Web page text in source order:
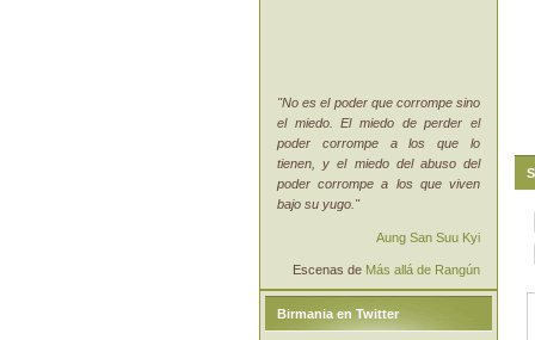
"No es el poder que corrompe sino
el miedo. El miedo de perder el
poder corrompe a los que lo
tienen, y el miedo del abuso del
poder corrompe a los que viven
bajo su yugo."
Aung San Suu Kyi
Escenas de Más allá de Rangún
Birmania en Twitter